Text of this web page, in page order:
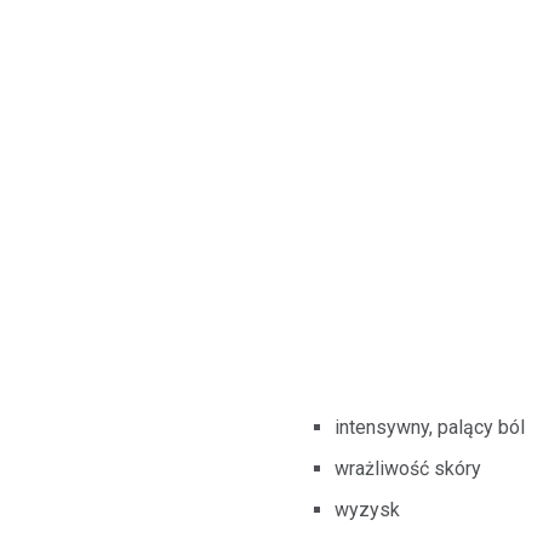
intensywny, palący ból
wrażliwość skóry
wyzysk